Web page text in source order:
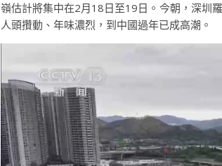
嶺估計將集中在2月18日至19日。今朝，深圳
人頭攢動、年味濃烈，到中國過年已成高潮。